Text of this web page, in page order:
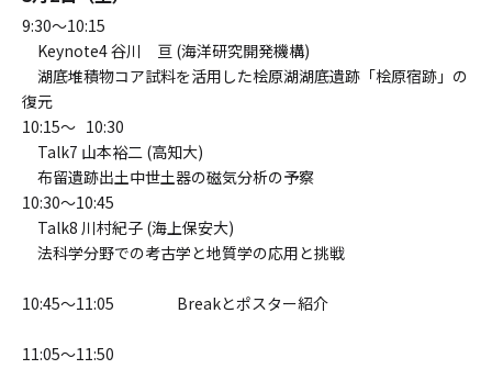
9:30～10:15
Keynote4 谷川 亘 (海洋研究開発機構)
湖底堆積物コア試料を活用した桧原湖湖底遺跡「桧原宿跡」の
復元
10:15～ 10:30
Talk7 山本裕二 (高知大)
布留遺跡出土中世土器の磁気分析の予察
10:30～10:45
Talk8 川村紀子 (海上保安大)
法科学分野での考古学と地質学の応用と挑戦
10:45～11:05 Breakとポスター紹介
11:05～11:50